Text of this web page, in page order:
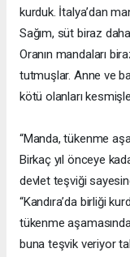
kurduk. İtalya’dan
Sağım, süt biraz
Oranın mandaları
tutmuşlar. Anne ve
kötü olanları
“Manda, tükenme
Birkaç yıl önceye
devlet teşviği
“Kandıra’da birliği
tükenme
buna teşvik veriyor